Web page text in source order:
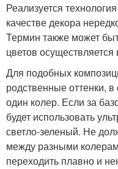
Реализуется
качестве декора
Термин также может
цветов осуществляется
Для подобных
родственные оттенки, в
один колер. Если за
будет использовать
светло-зеленый. Не
между разными
переходить плавно и